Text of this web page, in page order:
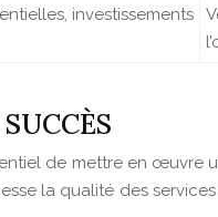
investissements
de mettre en
la qualité des